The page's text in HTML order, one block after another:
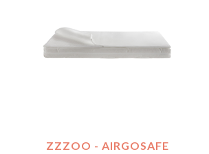
ZZZOO - AIRGOSAFE